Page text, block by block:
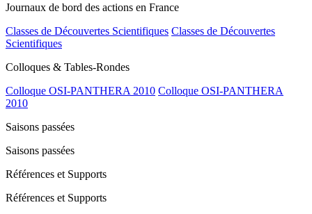
Journaux de bord des actions en France
Classes de Découvertes Scientifiques Classes de Découvertes
Scientifiques
Colloques & Tables-Rondes
Colloque OSI-PANTHERA 2010 Colloque OSI-PANTHERA
2010
Saisons passées
Saisons passées
Références et Supports
Références et Supports